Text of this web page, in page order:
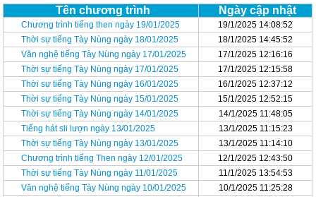
Tên chương trình Ngày cập nhật
Chương trình tiếng then ngày 19/01/2025
19/1/2025 14:08:52
Thời sự tiếng Tày Nùng ngày 18/01/2025
18/1/2025 14:45:52
Văn nghệ tiếng Tày Nùng ngày 17/01/2025
17/1/2025 12:16:16
Thời sự tiếng Tày Nùng ngày 17/01/2025
17/1/2025 12:15:58
Thời sự tiếng Tày Nùng ngày 16/01/2025
16/1/2025 12:37:12
Thời sự tiếng Tày Nùng ngày 15/01/2025
15/1/2025 12:52:15
Thời sự tiếng Tày Nùng ngày 14/01/2025
14/1/2025 11:48:05
Tiếng hát sli lượn ngày 13/01/2025
13/1/2025 11:15:23
Thời sự tiếng Tày Nùng ngày 13/01/2025
13/1/2025 11:14:10
Chương trình tiếng Then ngày 12/01/2025
12/1/2025 12:43:50
Thời sự tiếng Tày Nùng ngày 11/01/2025
11/1/2025 13:54:53
Văn nghệ tiếng Tày Nùng ngày 10/01/2025
10/1/2025 11:25:28